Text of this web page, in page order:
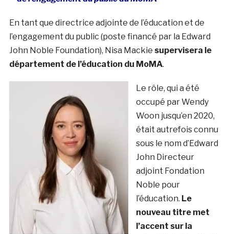
En tant que directrice adjointe de l’éducation et de
l’engagement du public (poste financé par la Edward
John Noble Foundation), Nisa Mackie supervisera le
département de l’éducation du MoMA.
Le rôle, qui a été
occupé par Wendy
Woon jusqu’en 2020,
était autrefois connu
sous le nom d’Edward
John Directeur
adjoint Fondation
Noble pour
l’éducation. Le
nouveau titre met
l’accent sur la